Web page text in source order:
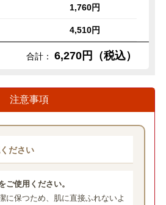
1,760円
4,510円
合計： 6,270円（税込）
注意事項
ださい
ご使用ください。
に保つため、肌に直接ふれないよ